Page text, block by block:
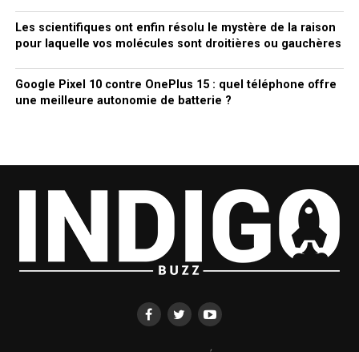
Les scientifiques ont enfin résolu le mystère de la raison
pour laquelle vos molécules sont droitières ou gauchères
Google Pixel 10 contre OnePlus 15 : quel téléphone offre
une meilleure autonomie de batterie ?